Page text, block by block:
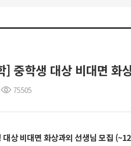
] 중학생 대상 비대면
75505
대상 비대면화상과외 선생님모집